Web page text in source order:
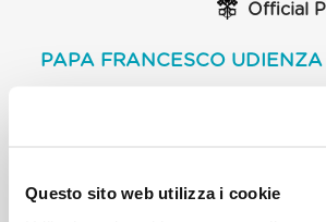
Questo sito web utilizza i cookie
Official
PAPA FRANCESCO
costrette spesso a lasciare in fretta